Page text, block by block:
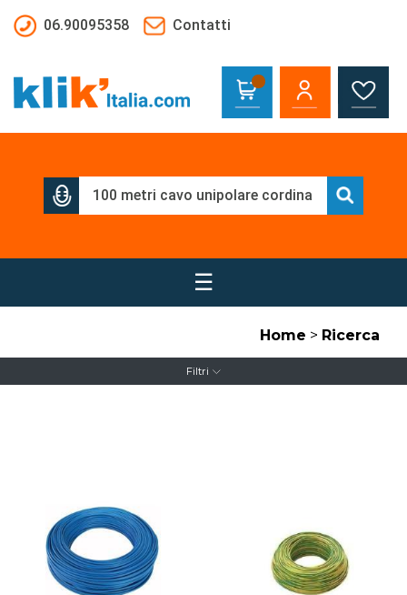
06.90095358
Contatti
☰
Home > Ricerca
Filtri